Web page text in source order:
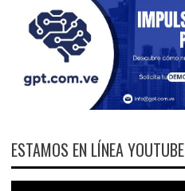
ESTAMOS EN LÍNEA YOUTUBE